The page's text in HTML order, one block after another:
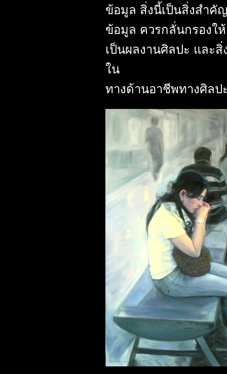
ข้อมูล สิ่งนี้เป็นสิ่งสำคั
ข้อมูล ควรกลั่นกรองใ
เป็นผลงานศิลปะ และ
ใน
ทางด้านอาชีพทางศิลป